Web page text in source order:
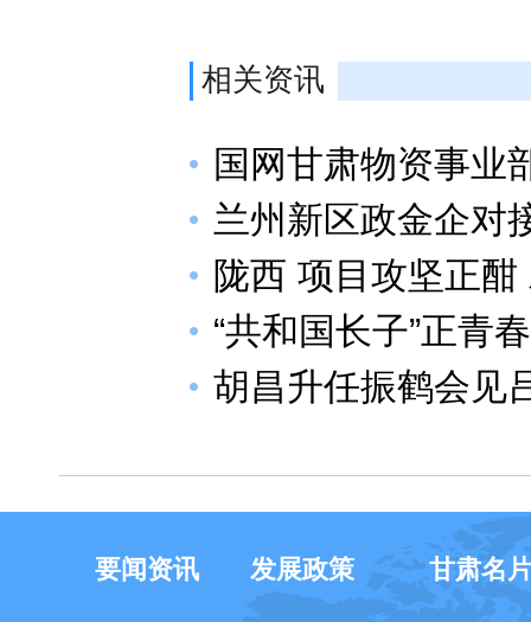
相关资讯
国网甘肃物资事业
兰州新区政金企对
陇西 项目攻坚正
“共和国长子”正青春
胡昌升任振鹤会见
要闻资讯 发展政策 甘肃名